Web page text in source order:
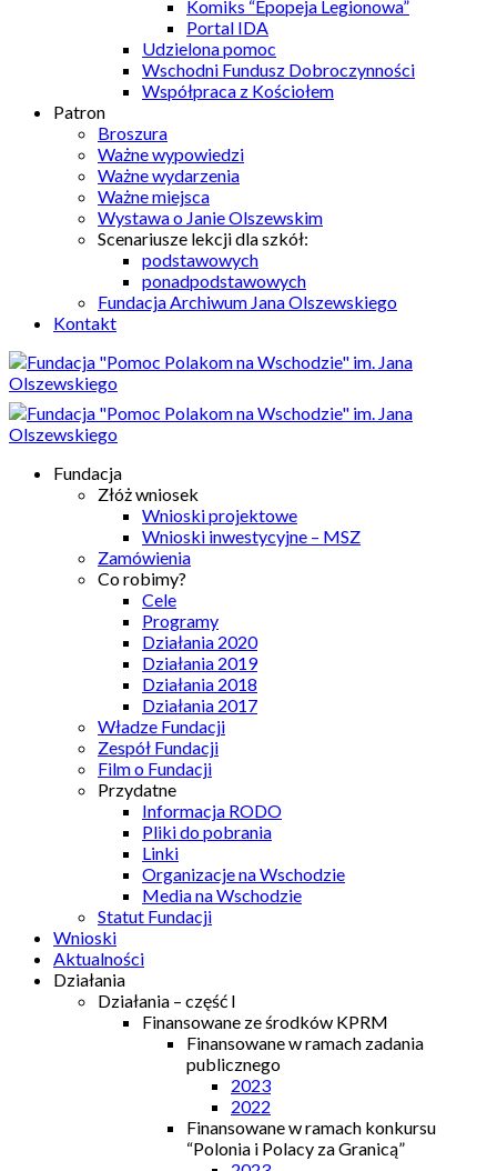
Komiks “Epopeja Legionowa”
Portal IDA
Udzielona pomoc
Wschodni Fundusz Dobroczynności
Współpraca z Kościołem
Patron
Broszura
Ważne wypowiedzi
Ważne wydarzenia
Ważne miejsca
Wystawa o Janie Olszewskim
Scenariusze lekcji dla szkół:
podstawowych
ponadpodstawowych
Fundacja Archiwum Jana Olszewskiego
Kontakt
Fundacja
Złóż wniosek
Wnioski projektowe
Wnioski inwestycyjne – MSZ
Zamówienia
Co robimy?
Cele
Programy
Działania 2020
Działania 2019
Działania 2018
Działania 2017
Władze Fundacji
Zespół Fundacji
Film o Fundacji
Przydatne
Informacja RODO
Pliki do pobrania
Linki
Organizacje na Wschodzie
Media na Wschodzie
Statut Fundacji
Wnioski
Aktualności
Działania
Działania – część I
Finansowane ze środków KPRM
Finansowane w ramach zadania
publicznego
2023
2022
Finansowane w ramach konkursu
“Polonia i Polacy za Granicą”